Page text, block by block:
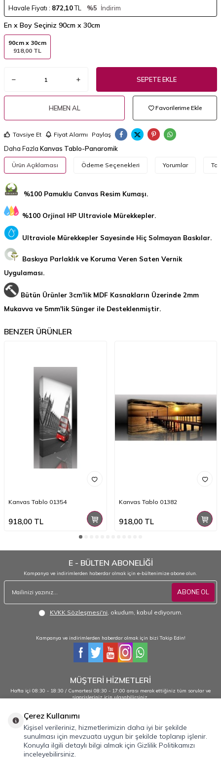
Havale Fiyatı : 872,10TL %5 İndirim
En x Boy Seçiniz 90cm x 30cm
90cm x 30cm
918,00 TL
SEPETE EKLE
HEMEN AL Favorilerime Ekle
Tavsiye Et Fiyat Alarmı Paylaş
Daha Fazla Kanvas Tablo-Panaromik
Ürün Açıklaması Ödeme Seçenekleri Yorumlar
%100 Pamuklu Canvas Resim Kumaşı.
%100 Orjinal HP Ultraviole Mürekkepler.
Ultraviole Mürekkepler Sayesinde Hiç Solmayan Baskılar.
Baskıya Parlaklık ve Koruma Veren Saten Vernik
Uygulaması.
Bütün Ürünler 3cm'lik MDF Kasnakların Üzerinde 2mm
Mukavva ve 5mm'lik Sünger ile Desteklenmiştir.
BENZER ÜRÜNLER
Kanvas Tablo 01354
918,00 TL
Kanvas Tablo 01382
918,00TL
E - BÜLTEN ABONELİĞİ
Kampanya ve indirimlerden haberdar olmak için e-bültenimize abone olun.
ABONE OL
KVKK Sözleşmesi'ni , okudum, kabul ediyorum.
Kampanya ve indirimlerden haberdar olmak için bizi Takip Edin!
MÜŞTERİ HİZMETLERİ
Hafta içi 08:30 - 18:30 / Cumartesi 08:30 - 17:00 arası merak ettiğiniz tüm sorular ve
siparişleriniz için ulaşabilirsiniz.
0232 484 38 44 - 0533 330 88 95
Önemli Bilgiler
Çerez Kullanımı
Kişisel verileriniz, hizmetlerimizin daha iyi bir şekilde
sunulması için mevzuata uygun bir şekilde toplanıp işlenir.
Konuyla ilgili detaylı bilgi almak için Gizlilik Politikamızı
inceleyebilirsiniz.